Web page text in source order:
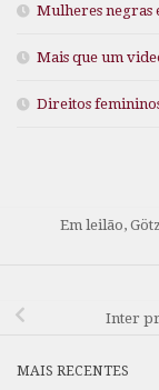
Mulheres negras
Mais que um
Direitos
Em leilão,
Inter
MAIS RECENTES